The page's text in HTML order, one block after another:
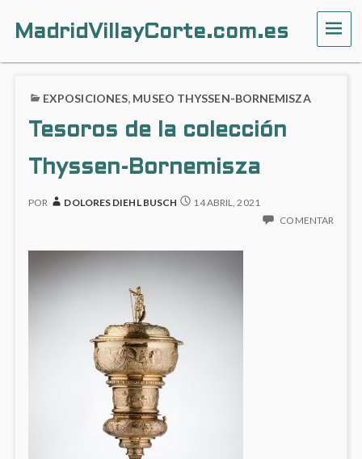
MadridVillayCorte.com.es
EXPOSICIONES, MUSEO THYSSEN-BORNEMISZA
Tesoros de la colección
Thyssen-Bornemisza
POR DOLORES DIEHL BUSCH
14 ABRIL, 2021
COMENTAR